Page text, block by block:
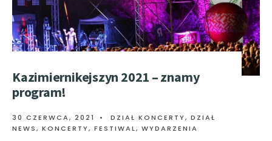
Kazimiernikejszyn 2021 – znamy
program!
30 CZERWCA, 2021 • DZIAŁ KONCERTY, DZIAŁ
NEWS, KONCERTY, FESTIWAL, WYDARZENIA